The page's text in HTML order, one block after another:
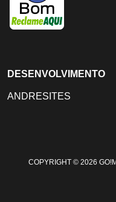
DESENVOLVIMENTO
ANDRESITES
COPYRIGHT © 2026